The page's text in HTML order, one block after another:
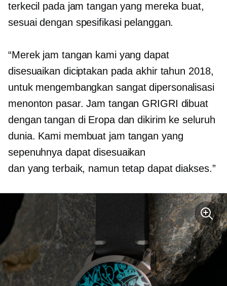
terkecil pada jam tangan yang mereka buat,
sesuai dengan spesifikasi pelanggan.
“Merek jam tangan kami yang dapat
disesuaikan diciptakan pada akhir tahun 2018,
untuk mengembangkan sangat dipersonalisasi
menonton pasar. Jam tangan GRIGRI dibuat
dengan tangan di Eropa dan dikirim ke seluruh
dunia. Kami membuat jam tangan yang
sepenuhnya dapat disesuaikan
dan yang terbaik, namun tetap dapat diakses.”